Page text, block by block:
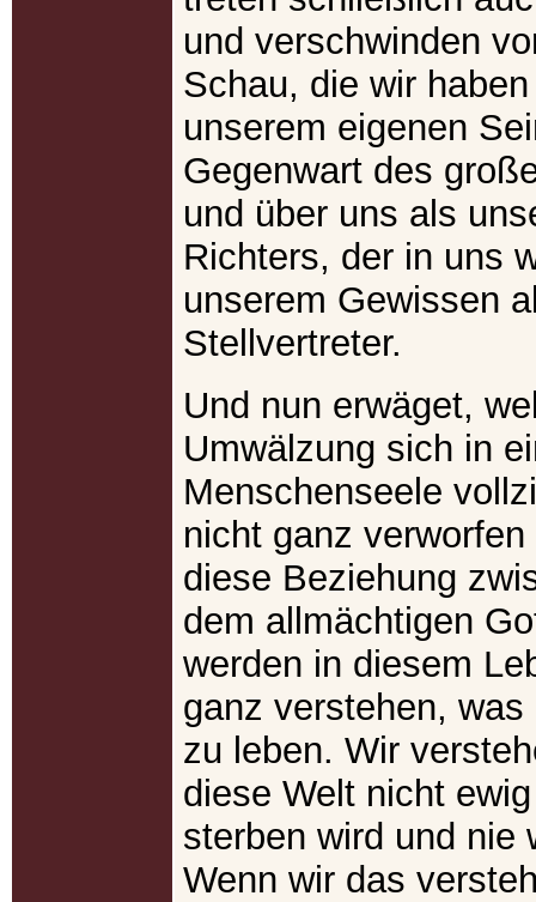
und verschwinden
Schau, die wir
unserem eigenen
Gegenwart des
und über uns als
Richters, der in uns
unserem Gewissen
Stellvertreter.
Und nun erwäget,
Umwälzung sich in
Menschenseele
nicht ganz
diese Beziehung
dem allmächtigen
werden in diesem
ganz verstehen,
zu leben. Wir
diese Welt nicht
sterben wird und nie
Wenn wir das